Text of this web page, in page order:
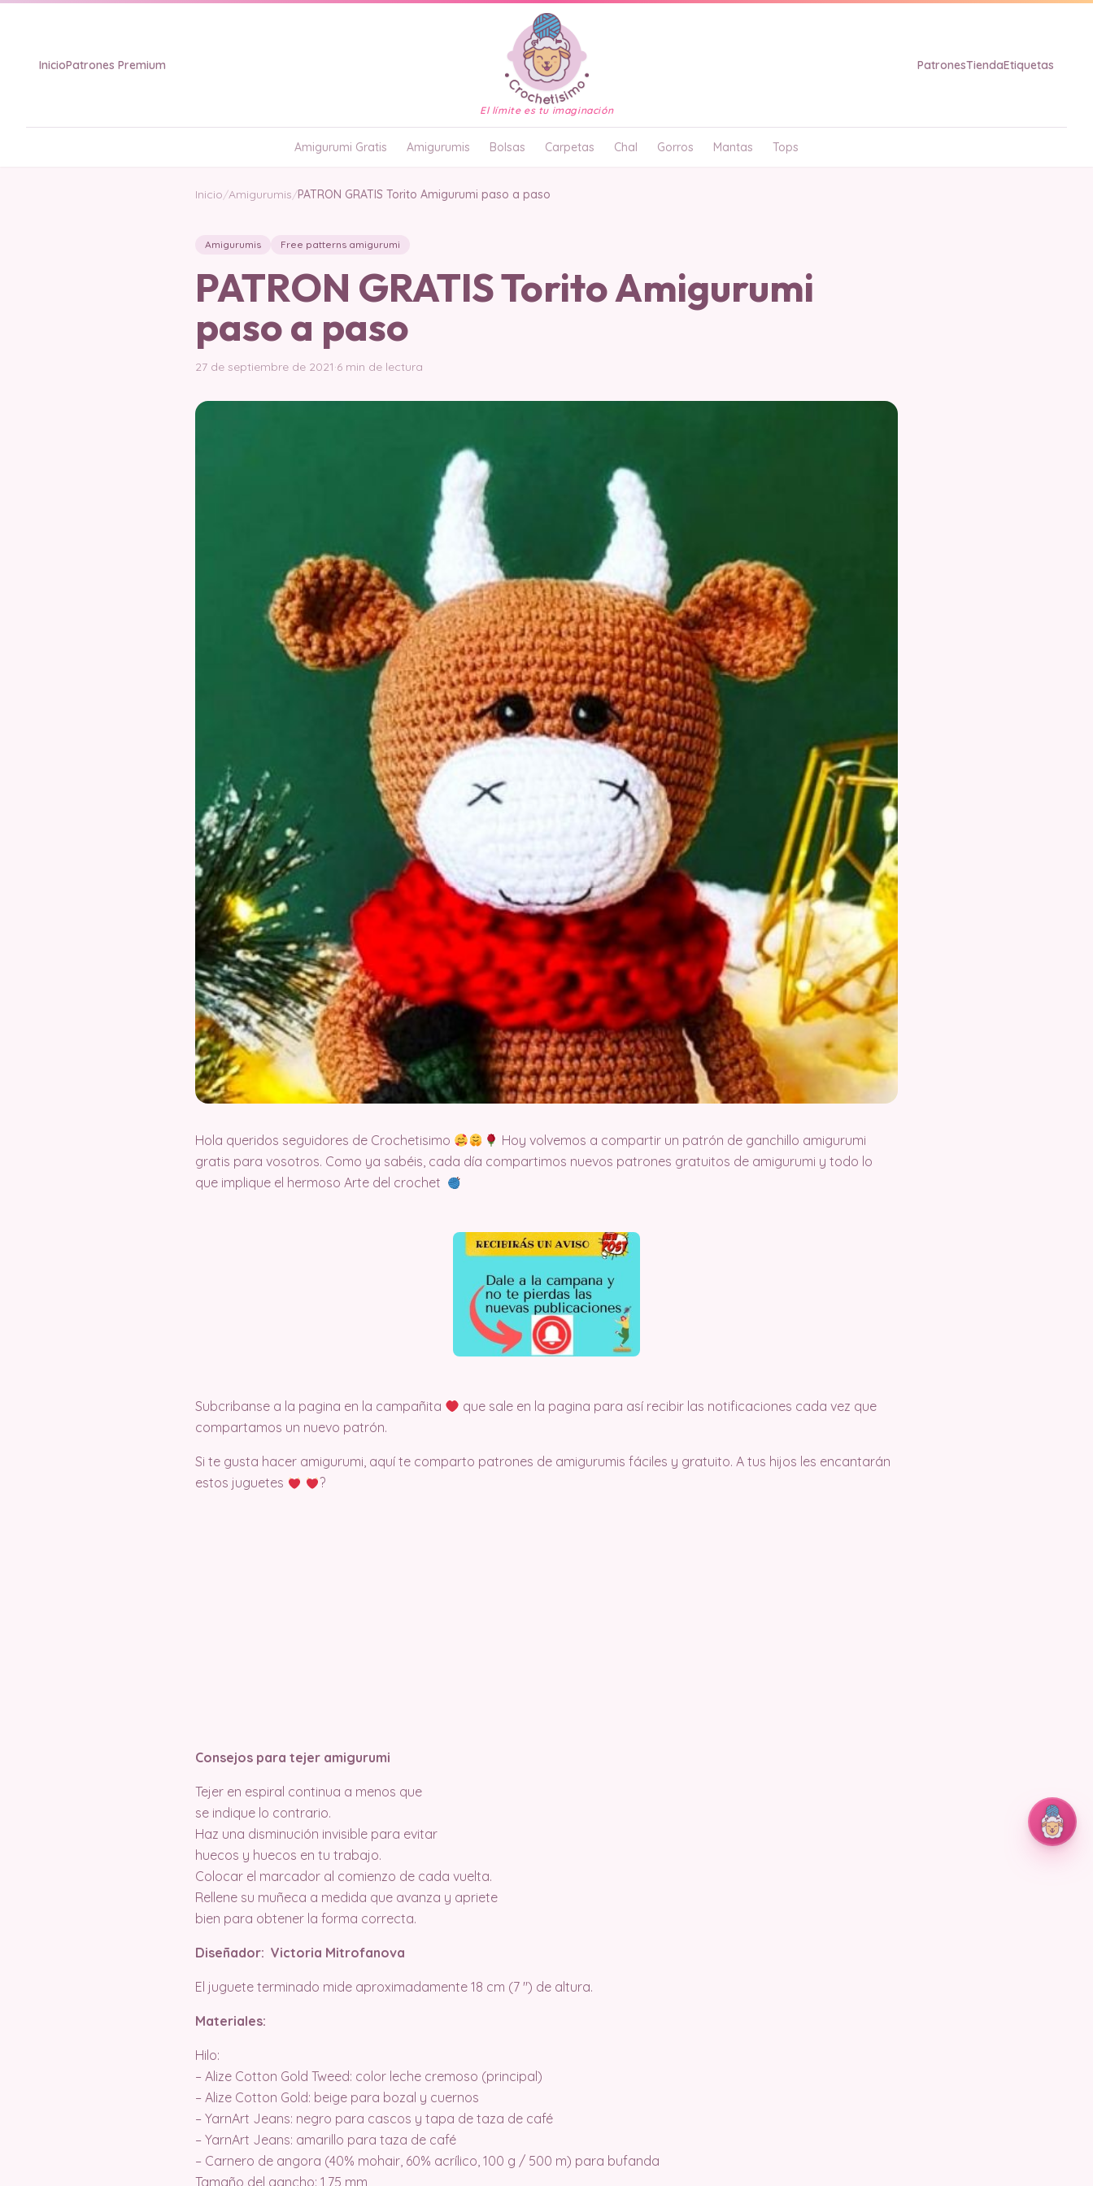
InicioPatrones Premium
El límite es tu imaginación
PatronesTiendaEtiquetas
Amigurumi Gratis Amigurumis Bolsas Carpetas Chal Gorros Mantas Tops
Inicio/Amigurumis/PATRON GRATIS Torito Amigurumi paso a paso
Amigurumis Free patterns amigurumi
PATRON GRATIS Torito Amigurumi
paso a paso
27 de septiembre de 2021·6 min de lectura
Hola queridos seguidores de Crochetisimo
Hoy volvemos a compartir un patrón de ganchillo amigurumi
gratis para vosotros. Como ya sabéis, cada día compartimos nuevos patrones gratuitos de amigurumi y todo lo
que implique el hermoso Arte del crochet
Subcribanse a la pagina en la campañita
que sale en la pagina para así recibir las notificaciones cada vez que
compartamos un nuevo patrón.
Si te gusta hacer amigurumi, aquí te comparto patrones de amigurumis fáciles y gratuito. A tus hijos les encantarán
estos juguetes
?
Consejos para tejer amigurumi
Tejer en espiral continua a menos que
se indique lo contrario.
Haz una disminución invisible para evitar
huecos y huecos en tu trabajo.
Colocar el marcador al comienzo de cada vuelta.
Rellene su muñeca a medida que avanza y apriete
bien para obtener la forma correcta.
Diseñador: Victoria Mitrofanova
El juguete terminado mide aproximadamente 18 cm (7 ″) de altura.
Materiales:
Hilo:
– Alize Cotton Gold Tweed: color leche cremoso (principal)
– Alize Cotton Gold: beige para bozal y cuernos
– YarnArt Jeans: negro para cascos y tapa de taza de café
– YarnArt Jeans: amarillo para taza de café
– Carnero de angora (40% mohair, 60% acrílico, 100 g / 500 m) para bufanda
Tamaño del gancho: 1,75 mm